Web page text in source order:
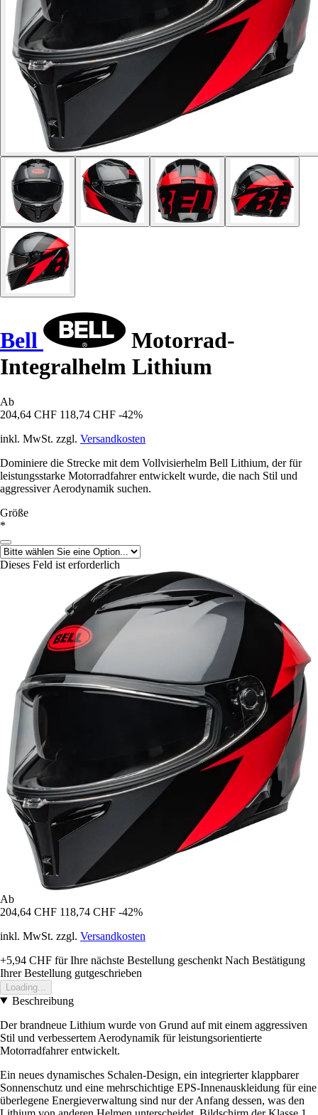
Bell
Motorrad-
Integralhelm Lithium
Ab
204,64 CHF 118,74 CHF -42%
inkl. MwSt. zzgl. Versandkosten
Dominiere die Strecke mit dem Vollvisierhelm Bell Lithium, der für
leistungsstarke Motorradfahrer entwickelt wurde, die nach Stil und
aggressiver Aerodynamik suchen.
Größe
*
Dieses Feld ist erforderlich
Ab
204,64 CHF 118,74 CHF -42%
inkl. MwSt. zzgl. Versandkosten
+5,94 CHF für Ihre nächste Bestellung geschenkt Nach Bestätigung
Ihrer Bestellung gutgeschrieben
Loading...
Beschreibung
Der brandneue Lithium wurde von Grund auf mit einem aggressiven
Stil und verbessertem Aerodynamik für leistungsorientierte
Motorradfahrer entwickelt.
Ein neues dynamisches Schalen-Design, ein integrierter klappbarer
Sonnenschutz und eine mehrschichtige EPS-Innenauskleidung für eine
überlegene Energieverwaltung sind nur der Anfang dessen, was den